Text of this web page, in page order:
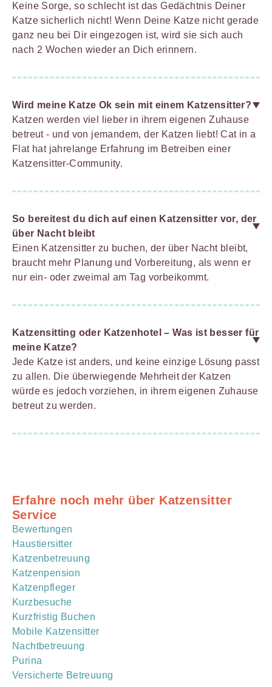
Keine Sorge, so schlecht ist das Gedächtnis Deiner
Katze sicherlich nicht! Wenn Deine Katze nicht gerade
ganz neu bei Dir eingezogen ist, wird sie sich auch
nach 2 Wochen wieder an Dich erinnern.
Wird meine Katze Ok sein mit einem Katzensitter?
Katzen werden viel lieber in ihrem eigenen Zuhause
betreut - und von jemandem, der Katzen liebt! Cat in a
Flat hat jahrelange Erfahrung im Betreiben einer
Katzensitter-Community.
So bereitest du dich auf einen Katzensitter vor, der
über Nacht bleibt
Einen Katzensitter zu buchen, der über Nacht bleibt,
braucht mehr Planung und Vorbereitung, als wenn er
nur ein- oder zweimal am Tag vorbeikommt.
Katzensitting oder Katzenhotel – Was ist besser für
meine Katze?
Jede Katze ist anders, und keine einzige Lösung passt
zu allen. Die überwiegende Mehrheit der Katzen
würde es jedoch vorziehen, in ihrem eigenen Zuhause
betreut zu werden.
Erfahre noch mehr über Katzensitter
Service
Bewertungen
Haustiersitter
Katzenbetreuung
Katzenpension
Katzenpfleger
Kurzbesuche
Kurzfristig Buchen
Mobile Katzensitter
Nachtbetreuung
Purina
Versicherte Betreuung